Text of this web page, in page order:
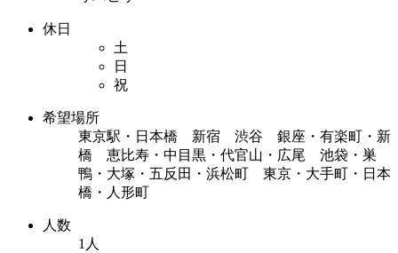
休日
土
日
祝
希望場所
東京駅・日本橋 新宿 渋谷 銀座・有楽町・新
橋 恵比寿・中目黒・代官山・広尾 池袋・巣
鴨・大塚・五反田・浜松町 東京・大手町・日本
橋・人形町
人数
1人